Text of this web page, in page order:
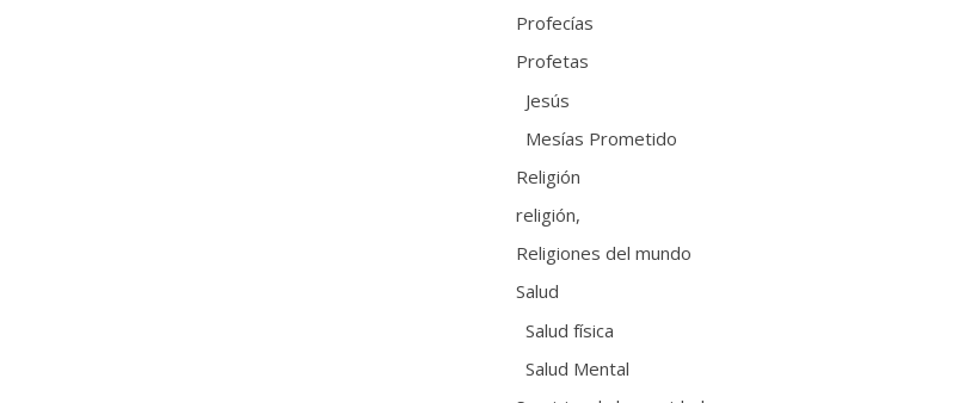
Profecías
Profetas
Jesús
Mesías Prometido
Religión
religión,
Religiones del mundo
Salud
Salud física
Salud Mental